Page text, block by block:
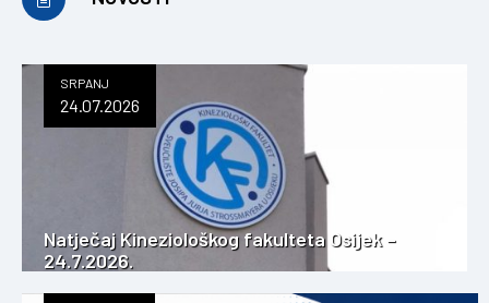
SRPANJ
24.07.2026
Natječaj Kineziološkog fakulteta Osijek –
24.7.2026.